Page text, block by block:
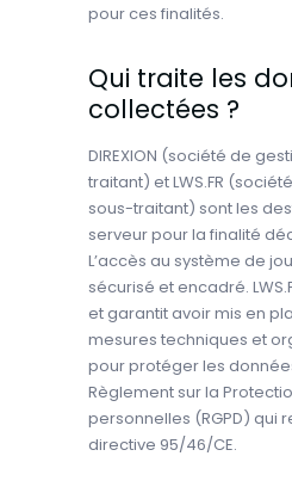
pour ces finalités.
Qui traite les
collectées ?
DIREXION (société de
traitant) et LWS.FR
sous-traitant) sont les
serveur pour la finalité
L’accès au système de
sécurisé et encadré.
et garantit avoir mis en
mesures techniques et
pour protéger les
Règlement sur la
personnelles (RGPD) qui
directive 95/46/CE.